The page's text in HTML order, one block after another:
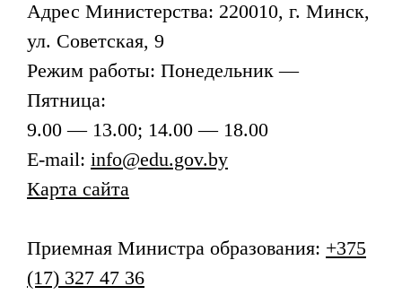
Адрес Министерства: 220010, г. Минск,
ул. Советская, 9
Режим работы: Понедельник —
Пятница:
9.00 — 13.00; 14.00 — 18.00
E-mail: info@edu.gov.by
Карта сайта
Приемная Министра образования: +375
(17) 327 47 36